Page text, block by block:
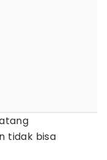
tidak bisa